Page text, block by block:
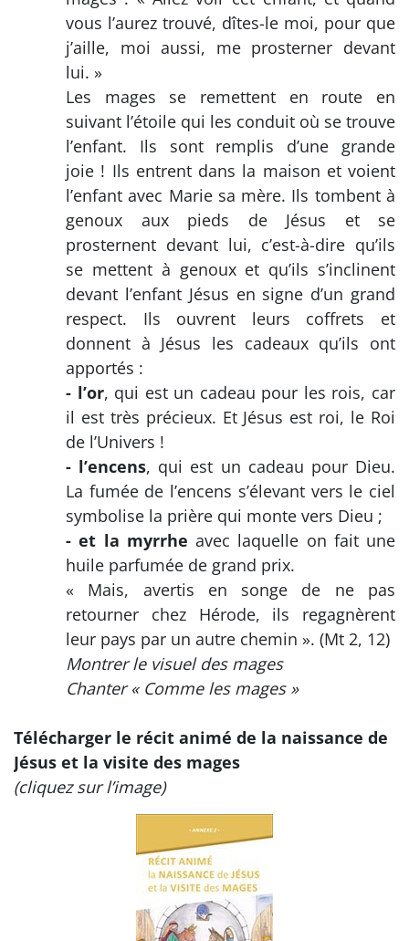
vous l’aurez trouvé, dîtes-le moi, pour que
j’aille, moi aussi, me prosterner devant
lui. »
Les mages se remettent en route en
suivant l’étoile qui les conduit où se trouve
l’enfant. Ils sont remplis d’une grande
joie ! Ils entrent dans la maison et voient
l’enfant avec Marie sa mère. Ils tombent à
genoux aux pieds de Jésus et se
prosternent devant lui, c’est-à-dire qu’ils
se mettent à genoux et qu’ils s’inclinent
devant l’enfant Jésus en signe d’un grand
respect. Ils ouvrent leurs coffrets et
donnent à Jésus les cadeaux qu’ils ont
apportés :
- l’or, qui est un cadeau pour les rois, car
il est très précieux. Et Jésus est roi, le Roi
de l’Univers !
- l’encens, qui est un cadeau pour Dieu.
La fumée de l’encens s’élevant vers le ciel
symbolise la prière qui monte vers Dieu ;
- et la myrrhe avec laquelle on fait une
huile parfumée de grand prix.
« Mais, avertis en songe de ne pas
retourner chez Hérode, ils regagnèrent
leur pays par un autre chemin ». (Mt 2, 12)
Montrer le visuel des mages
Chanter « Comme les mages »
Télécharger le récit animé de la naissance de
Jésus et la visite des mages
(cliquez sur l’image)